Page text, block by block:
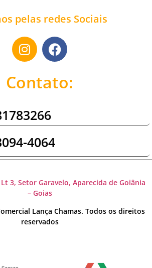
pelas redes Sociais
Contato:
4064
3, Setor Garavelo, Aparecida de Goiânia
– Goias
Lança Chamas. Todos os direitos
reservados